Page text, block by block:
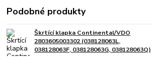
Podobné produkty
Škrtící klapka Continental/VDO
2803605003302 (038128063L,
038128063F, 038128063G, 038128063Q)